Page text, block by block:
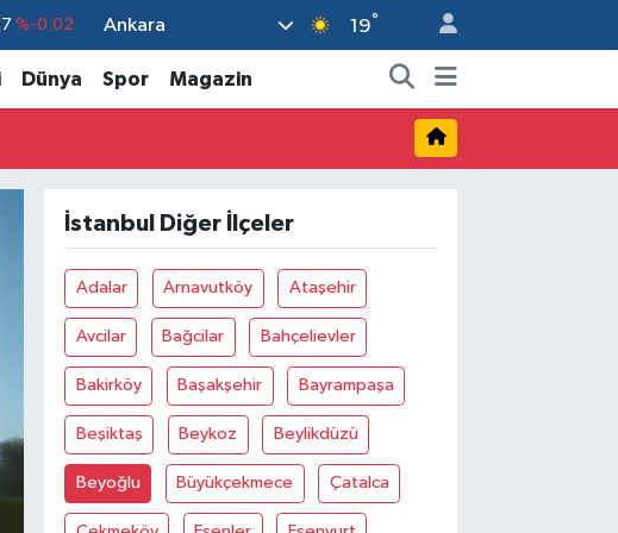
%0.07
%0.45
%70
Ankara 19°
Dünya Spor Magazin
İstanbul Diğer İlçeler
Adalar Arnavutköy Ataşehir
Avcilar Bağcilar Bahçelievler
Bakirköy Başakşehir Bayrampaşa
Beşiktaş Beykoz Beylikdüzü
Beyoğlu Büyükçekmece Çatalca